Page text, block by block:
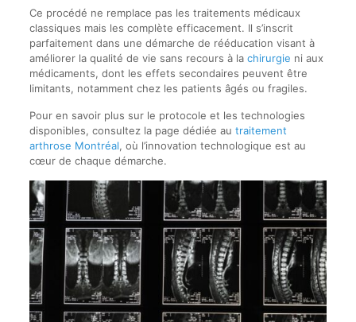
Ce procédé ne remplace pas les traitements médicaux
classiques mais les complète efficacement. Il s’inscrit
parfaitement dans une démarche de rééducation visant à
améliorer la qualité de vie sans recours à la chirurgie ni aux
médicaments, dont les effets secondaires peuvent être
limitants, notamment chez les patients âgés ou fragiles.
Pour en savoir plus sur le protocole et les technologies
disponibles, consultez la page dédiée au traitement
arthrose Montréal, où l’innovation technologique est au
cœur de chaque démarche.